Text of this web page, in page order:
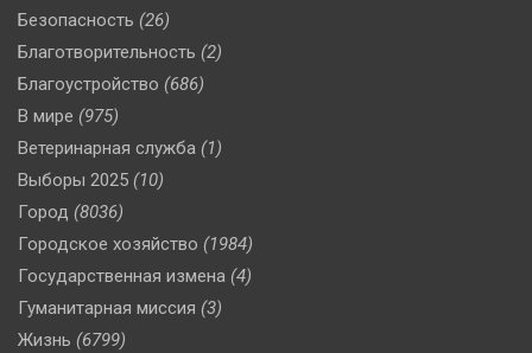
Безопасность (26)
Благотворительность (2)
Благоустройство (686)
В мире (975)
Ветеринарная служба (1)
Выборы 2025 (10)
Город (8036)
Городское хозяйство (1984)
Государственная измена (4)
Гуманитарная миссия (3)
Жизнь (6799)